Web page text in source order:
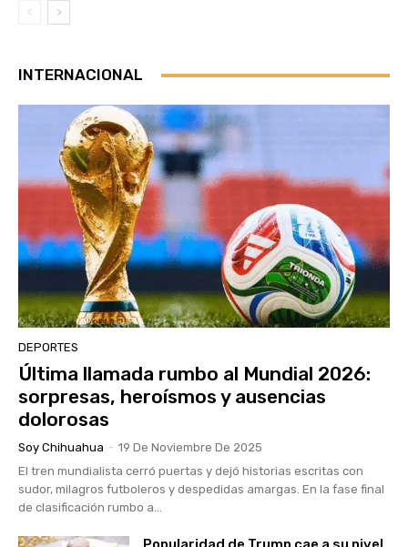
INTERNACIONAL
DEPORTES
Última llamada rumbo al Mundial 2026:
sorpresas, heroísmos y ausencias
dolorosas
Soy Chihuahua - 19 De Noviembre De 2025
El tren mundialista cerró puertas y dejó historias escritas con
sudor, milagros futboleros y despedidas amargas. En la fase final
de clasificación rumbo a...